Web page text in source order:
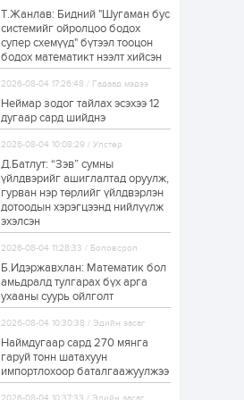
ЗГ: Автобензин,
дизель түлшний
онцгой албан
татварыг тэглэлээ
1 өдөр 2
З.Мэндсайхан:
Хүнсний нөөцийг
бэлтгэх агуулах,
зоорь бэлтгэх ААН-
үүдэд хөнгөлөлттэй
зээл олгоно
1 өдөр 1 0
Европ дахь
соёлын наадам
боллоо
1 өдөр 2
Өнгөрсөн сард
металл худалдан
авчээ
1 өдөр 0 0
Т.Жанлав: Бидний "Шугаман бус
системийг ойролцоо бодох
супер схемүүд" бүтээл тооцон
бодох математикт нээлт хийсэн
2026-08-04 17:26:48 / Гадаад мэдээ
Неймар зодог тайлах эсэхээ 12
дугаар сард шийднэ
2026-08-04 10:08:29 / Улстөр
Д.Батлут: “Зэв” сумны
үйлдвэрийг ашиглалтад оруулж,
гурван нэр төрлийг үйлдвэрлэн
дотоодын хэрэгцээнд нийлүүлж
эхэлсэн
2026-08-04 11:28:33 / Боловсрол
Б.Идэржавхлан: Математик бол
амьдралд тулгарах бүх арга
ухааны суурь ойлголт
2026-08-04 10:30:38 / Эдийн засаг
Наймдугаар сард 270 мянга
гаруй тонн шатахуун
импортлохоор баталгаажуулжээ